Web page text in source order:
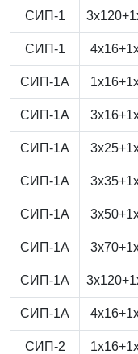
СИП-1
СИП-1
СИП-1А
СИП-1А
СИП-1А
СИП-1А
СИП-1А
СИП-1А
СИП-1А
СИП-1А
СИП-2